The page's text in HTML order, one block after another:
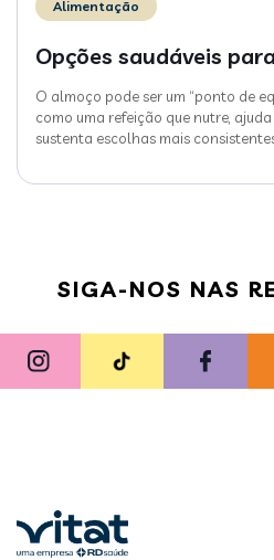
Alimentação
Opções saudáveis
O almoço pode ser um “ponto de
como uma refeição que nutre,
sustenta escolhas mais
SIGA-NOS NAS